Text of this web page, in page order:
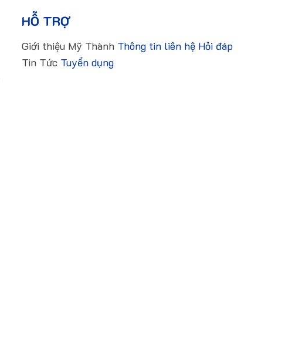
HỖ TRỢ
Giới thiệu Mỹ Thành Thông tin liên hệ Hỏi đáp
Tin Tức Tuyển dụng